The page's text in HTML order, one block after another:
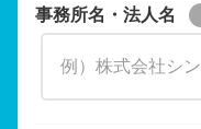
事務所名・法人名